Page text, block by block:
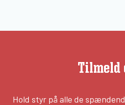
Tilmeld
Hold styr på alle de